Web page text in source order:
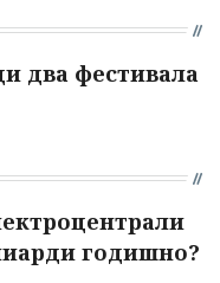
два фестивала
годишно?